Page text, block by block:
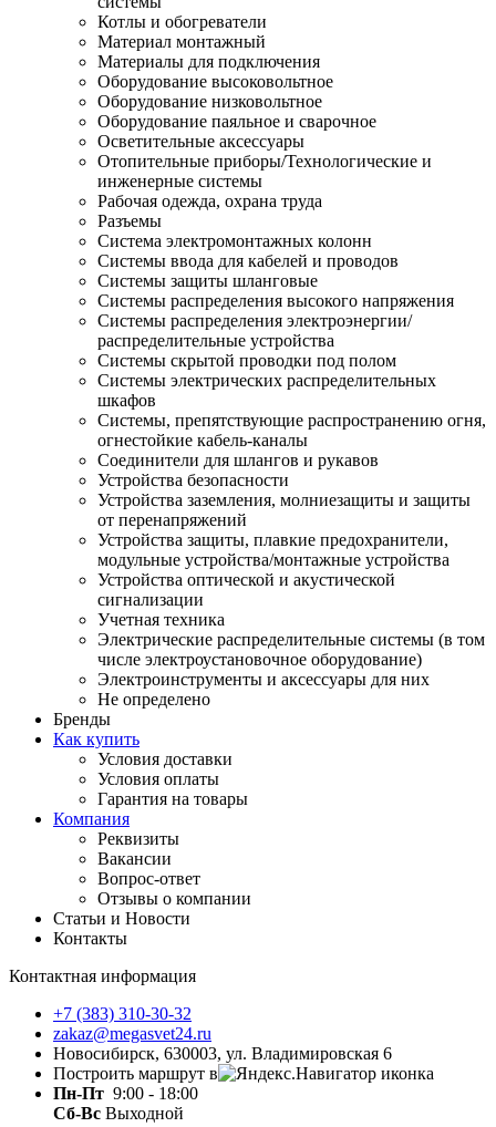
Котлы и обогреватели
Материал монтажный
Материалы для подключения
Оборудование высоковольтное
Оборудование низковольтное
Оборудование паяльное и сварочное
Осветительные аксессуары
Отопительные приборы/Технологические и
инженерные системы
Рабочая одежда, охрана труда
Разъемы
Система электромонтажных колонн
Системы ввода для кабелей и проводов
Системы защиты шланговые
Системы распределения высокого напряжения
Системы распределения электроэнергии/
распределительные устройства
Системы скрытой проводки под полом
Системы электрических распределительных
шкафов
Системы, препятствующие распространению огня,
огнестойкие кабель-каналы
Соединители для шлангов и рукавов
Устройства безопасности
Устройства заземления, молниезащиты и защиты
от перенапряжений
Устройства защиты, плавкие предохранители,
модульные устройства/монтажные устройства
Устройства оптической и акустической
сигнализации
Учетная техника
Электрические распределительные системы (в том
числе электроустановочное оборудование)
Электроинструменты и аксессуары для них
Не определено
Бренды
Как купить
Условия доставки
Условия оплаты
Гарантия на товары
Компания
Реквизиты
Вакансии
Вопрос-ответ
Отзывы о компании
Статьи и Новости
Контакты
Контактная информация
+7 (383) 310-30-32
zakaz@megasvet24.ru
Новосибирск, 630003, ул. Владимировская 6
Построить маршрут в
Пн-Пт 9:00 - 18:00
Сб-Вс Выходной